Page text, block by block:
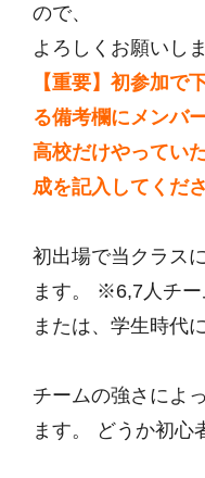
ので、
よろしくお願いしま
【重要】初参加で
る備考欄にメンバ
高校だけやってい
成を記入してくださ
初出場で当クラス
ます。 ※6,7人チ
または、学生時代
チームの強さによ
ます。 どうか初